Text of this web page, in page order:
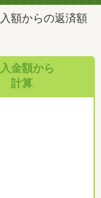
額からの返済額
金額から
計算